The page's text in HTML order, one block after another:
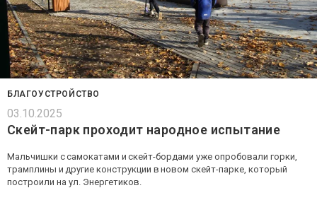
БЛАГОУСТРОЙСТВО
03.10.2025
Скейт-парк проходит народное испытание
Мальчишки с самокатами и скейт-бордами уже опробовали горки,
трамплины и другие конструкции в новом скейт-парке, который
построили на ул. Энергетиков.